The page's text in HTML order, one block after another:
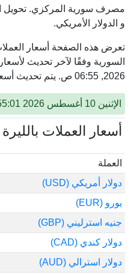
مصرف سورية المركزي. تحويل
و الدولار الأمريكي.
تعرض هذه الصفحة أسعار
2026, 06:55 ص. يتم تحديث أسعار الصرف في سورية كل دقيقة.
الإثنين 10 أغسطس 2026 03:55:01 ص
أسعار العملات
العملة
دولار أمريكي (USD)
يورو (EUR)
جنيه استرليني (GBP)
دولار كندي (CAD)
دولار استرالي (AUD)